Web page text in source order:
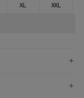
XL XXL